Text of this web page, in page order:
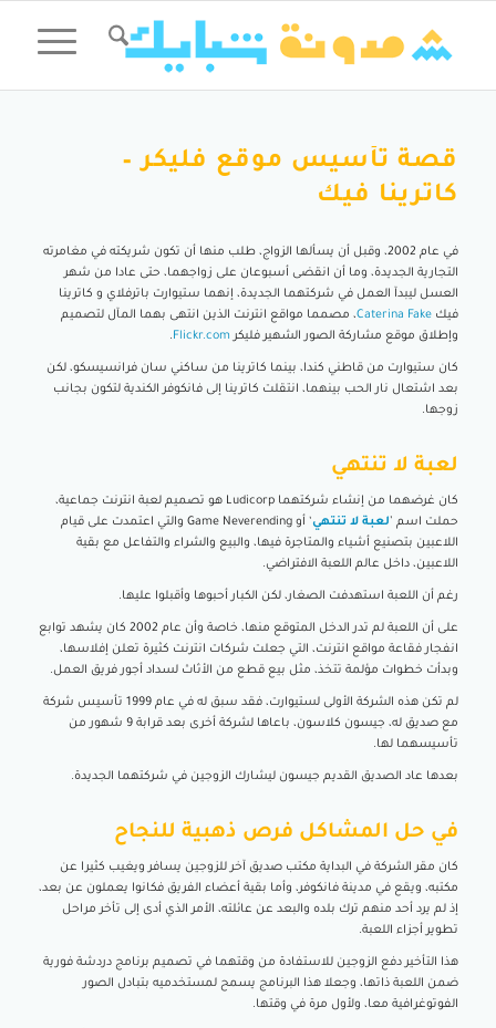
قصة تأسيس موقع فليكر –
كاترينا فيك
في عام 2002، وقبل أن يسألها الزواج، طلب منها أن تكون شريكته في مغامرته
التجارية الجديدة، وما أن انقضى أسبوعان على زواجهما، حتى عادا من شهر
العسل ليبدآ العمل في شركتهما الجديدة، إنهما ستيوارت باترفلاي و كاترينا
فيك Caterina Fake، مصمما مواقع انترنت الذين انتهى بهما المآل لتصميم
وإطلاق موقع مشاركة الصور الشهير فليكر Flickr.com
.
كان ستيوارت من قاطني كندا، بينما كاترينا من ساكني سان فرانسيسكو، لكن
بعد اشتعال نار الحب بينهما، انتقلت كاترينا إلى فانكوفر الكندية لتكون بجانب
زوجها.
لعبة لا تنتهي
كان غرضهما من إنشاء شركتهما Ludicorp هو تصميم لعبة انترنت جماعية،
حملت اسم ’لعبة لا تنتهي
‘ أو Game Neverending والتي اعتمدت على قيام
اللاعبين بتصنيع أشياء والمتاجرة فيها، والبيع والشراء والتفاعل مع بقية
اللاعبين، داخل عالم اللعبة الافتراضي.
رغم أن اللعبة استهدفت الصغار، لكن الكبار أحبوها وأقبلوا عليها.
على أن اللعبة لم تدر الدخل المتوقع منها، خاصة وأن عام 2002 كان يشهد توابع
انفجار فقاعة مواقع انترنت، التي جعلت شركات انترنت كثيرة تعلن إفلاسها،
وبدأت خطوات مؤلمة تتخذ، مثل بيع قطع من الأثاث لسداد أجور فريق العمل.
لم تكن هذه الشركة الأولى لستيوارت، فقد سبق له في عام 1999 تأسيس شركة
مع صديق له، جيسون كلاسون، باعاها لشركة أخرى بعد قرابة 9 شهور من
تأسيسهما لها.
بعدها عاد الصديق القديم جيسون ليشارك الزوجين في شركتهما الجديدة.
في حل المشاكل فرص ذهبية للنجاح
كان مقر الشركة في البداية مكتب صديق آخر للزوجين يسافر ويغيب كثيرا عن
مكتبه، ويقع في مدينة فانكوفر، وأما بقية أعضاء الفريق فكانوا يعملون عن بعد،
إذ لم يرد أحد منهم ترك بلده والبعد عن عائلته، الأمر الذي أدى إلى تأخر مراحل
تطوير أجزاء اللعبة.
هذا التأخير دفع الزوجين للاستفادة من وقتهما في تصميم برنامج دردشة فورية
ضمن اللعبة ذاتها، وجعلا هذا البرنامج يسمح لمستخدميه بتبادل الصور
الفوتوغرافية معا، ولأول مرة في وقتها.